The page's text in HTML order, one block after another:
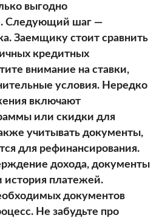
выгодно
Следующий шаг —
Заемщику стоит сравнить
кредитных
внимание на ставки,
условия. Нередко
включают
или скидки для
учитывать документы,
для рефинансирования.
дохода, документы
история платежей.
документов
Не забудьте про